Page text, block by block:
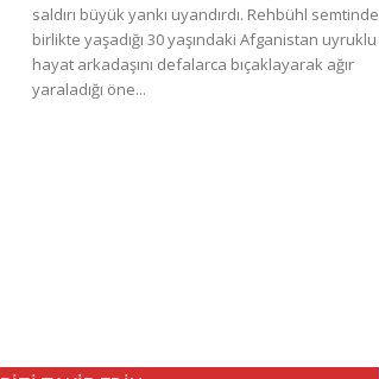
saldırı büyük yankı uyandırdı. Rehbühl semtinde
birlikte yaşadığı 30 yaşındaki Afganistan uyruklu
hayat arkadaşını defalarca bıçaklayarak ağır
yaraladığı öne...